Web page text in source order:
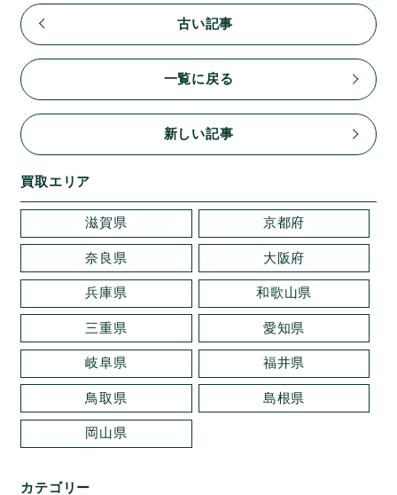
古い記事
一覧に戻る
新しい記事
買取エリア
滋賀県 京都府
奈良県 大阪府
兵庫県 和歌山県
三重県 愛知県
岐阜県 福井県
鳥取県 島根県
岡山県
カテゴリー